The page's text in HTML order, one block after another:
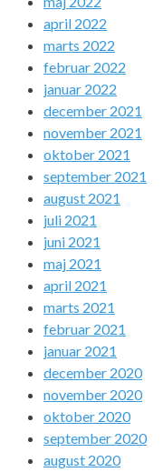
april 2022
marts 2022
februar 2022
januar 2022
december 2021
november 2021
oktober 2021
september 2021
august 2021
juli 2021
juni 2021
maj 2021
april 2021
marts 2021
februar 2021
januar 2021
december 2020
november 2020
oktober 2020
september 2020
august 2020